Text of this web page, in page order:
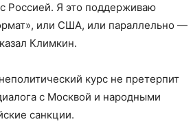
Россией. Я это поддерживаю
или США, или параллельно —
Климкин.
курс не претерпит
с Москвой и народными
санкции.